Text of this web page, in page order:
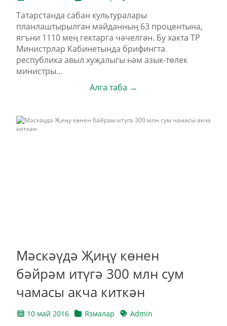
Татарстанда сабан культуралары
планлаштырылган мәйданның 63 процентына,
ягъни 1110 мең гектарга чәчелгән. Бу хакта ТР
Министрлар Кабинетында брифингта
республика авыл хуҗалыгы һәм азык-төлек
министры...
Алга таба →
Мәскәүдә Җиңү көнен
бәйрәм итүгә 300 млн сум
чамасы акча киткән
10 май 2016 Язмалар Admin